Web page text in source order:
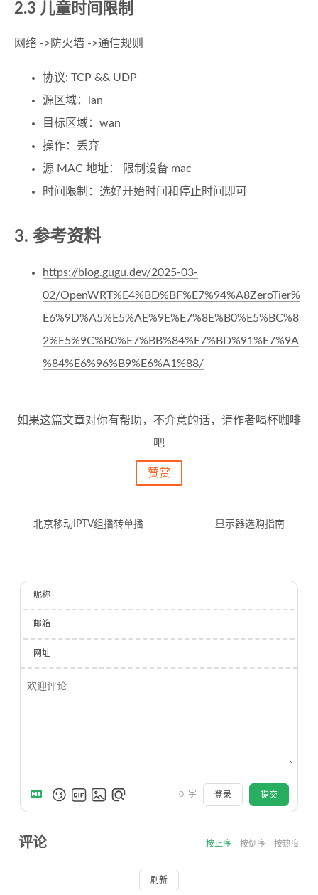
2.3 儿童时间限制
网络 ->防火墙 ->通信规则
协议: TCP && UDP
源区域：lan
目标区域：wan
操作：丢弃
源 MAC 地址： 限制设备 mac
时间限制：选好开始时间和停止时间即可
3. 参考资料
https://blog.gugu.dev/2025-03-
02/OpenWRT%E4%BD%BF%E7%94%A8ZeroTier%
E6%9D%A5%E5%AE%9E%E7%8E%B0%E5%BC%8
2%E5%9C%B0%E7%BB%84%E7%BD%91%E7%9A
%84%E6%96%B9%E6%A1%88/
如果这篇文章对你有帮助，不介意的话，请作者喝杯咖啡
吧
赞赏
北京移动IPTV组播转单播 显示器选购指南
昵称
邮箱
网址
0 字 登录 提交
评论 按正序 按倒序 按热度
刷新